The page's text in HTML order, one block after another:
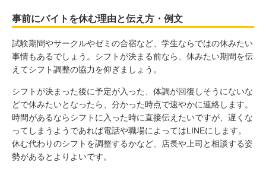
事前にバイトを休む理由と伝え方・例文
試験期間やサークルやゼミの合宿など、学生ならではの休みたい
事情もあるでしょう。シフトが決まる前なら、休みたい期間を伝
えてシフト調整の協力を仰ぎましょう。
シフトが決まった後に予定が入った、体調が回復しそうにないな
どで休みたいとなったら、分かった時点で速やかに連絡します。
時間があるならシフトに入った時に直接伝えたいですが、遅くな
ってしまうようであれば電話や職場によってはLINEにします。
休む代わりのシフトを調整するかなど、店長や上司と相談する姿
勢があるとよりよいです。